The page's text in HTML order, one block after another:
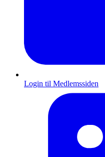
Login til Medlemssiden